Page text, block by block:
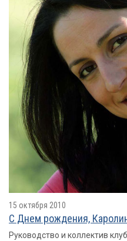
15 октября 2010
С Днем рождения,
Руководство и коллектив